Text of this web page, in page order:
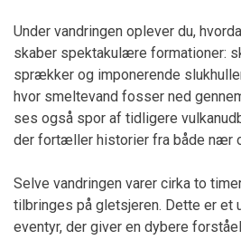
Under vandringen oplever du,
skaber spektakulære formationer:
sprækker og imponerende
hvor smeltevand fosser ned
ses også spor af tidligere
der fortæller historier fra både nær
Selve vandringen varer cirka to
tilbringes på gletsjeren. Dette er
eventyr, der giver en dybere